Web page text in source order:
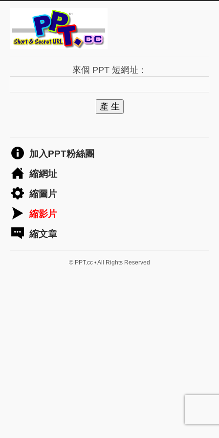
來個 PPT 短網址：
產 生
加入PPT粉絲團
縮網址
縮圖片
縮影片
縮文章
© PPT.cc • All Rights Reserved